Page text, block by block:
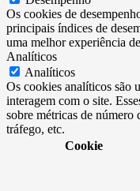
Os cookies de
principais índices de
uma melhor experiência
Analíticos
Analíticos
Os cookies analíticos são
interagem com o site.
sobre métricas de número
tráfego, etc.
Cookie